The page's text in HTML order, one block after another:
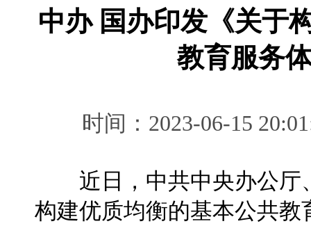
中办 国办印发《关于
教育服务
时间：2023-06-15
近日，中共中央办公厅
构建优质均衡的基本公共